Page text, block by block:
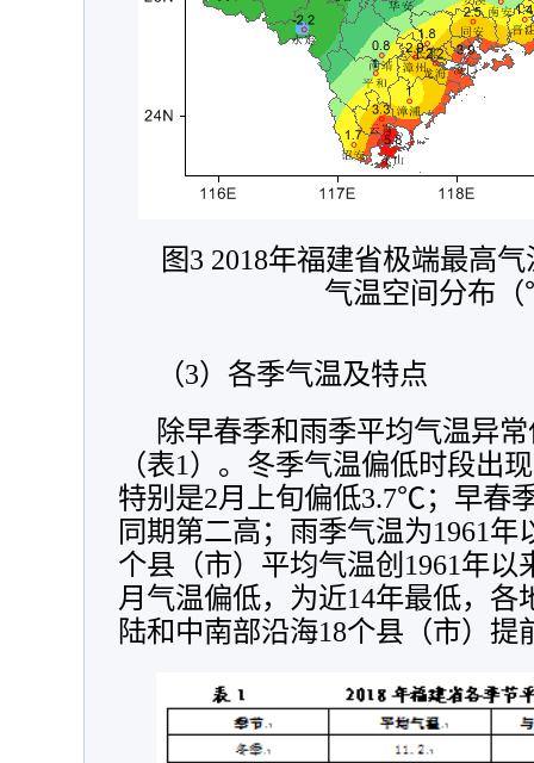
图3 2018年福建省极端最高
气温空间分布
（3）各季气温及特点
除早春季和雨季平均气温异
（表1）。冬季气温偏低时段出
特别是2月上旬偏低3.7℃；早春
同期第二高；雨季气温为1961
个县（市）平均气温创1961年以
月气温偏低，为近14年最低，
陆和中南部沿海18个县（市）提